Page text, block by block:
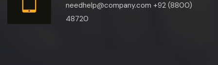
needhelp@company.com +92 (8800)
48720